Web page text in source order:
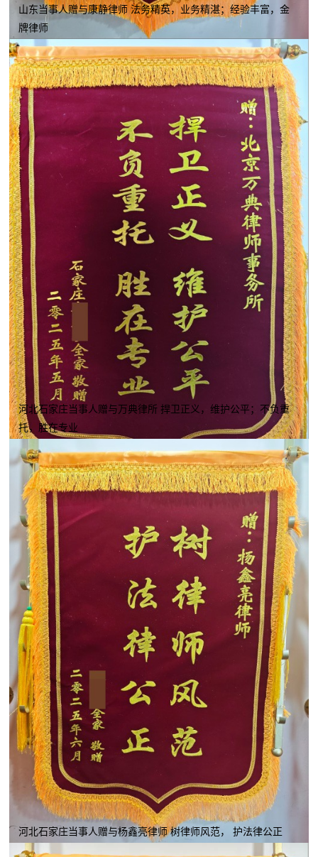
山东当事人赠与康静律师 法务精英，业务精湛；经验丰富，金
牌律师
河北石家庄当事人赠与万典律所 捍卫正义，维护公平；不负重
托，胜在专业
河北石家庄当事人赠与杨鑫亮律师 树律师风范， 护法律公正